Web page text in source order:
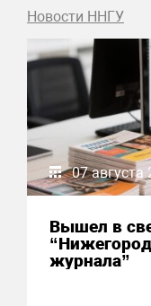
Новости ННГУ
07 августа
Вышел в
журнала”